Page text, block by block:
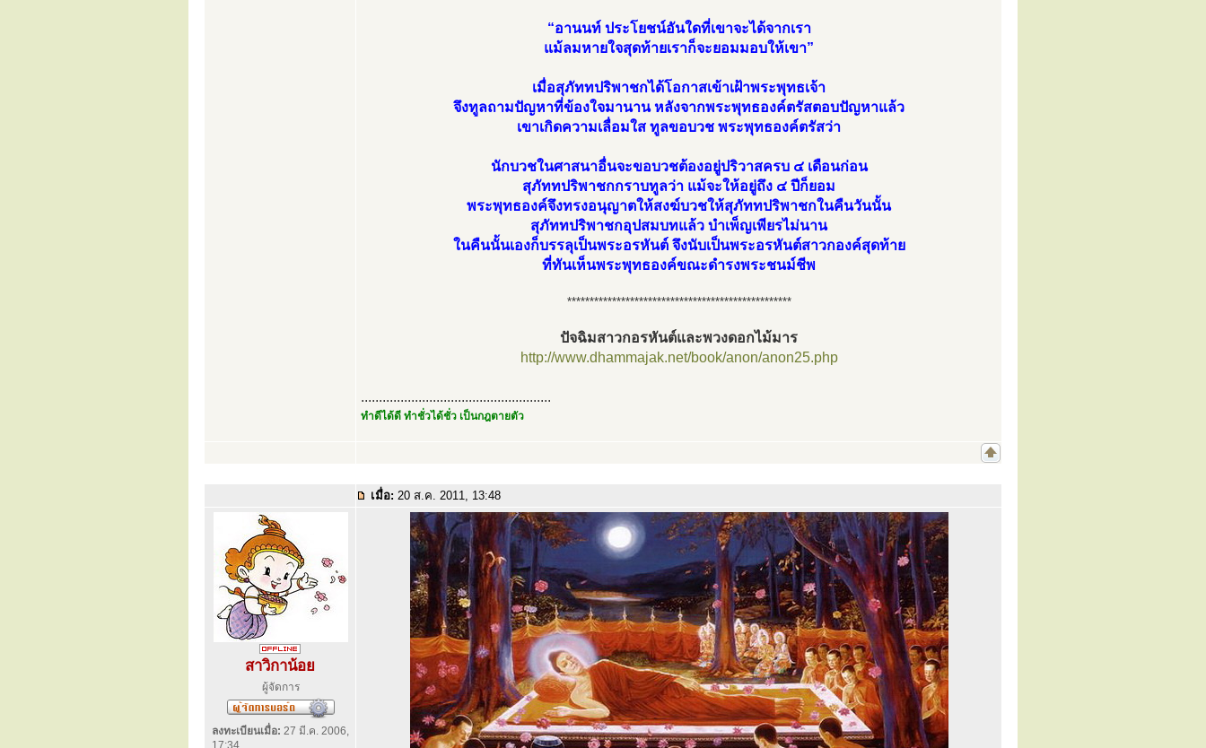
“อานนท์ ประโยชน์อันใดที่เขาจะได้จากเรา
แม้ลมหายใจสุดท้ายเราก็จะยอมมอบให้เขา”
เมื่อสุภัททปริพาชกได้โอกาสเข้าเฝ้าพระพุทธเจ้า
จึงทูลถามปัญหาที่ข้องใจมานาน หลังจากพระพุทธองค์ตรัสตอบปัญหาแล้ว
เขาเกิดความเลื่อมใส ทูลขอบวช พระพุทธองค์ตรัสว่า
นักบวชในศาสนาอื่นจะขอบวชต้องอยู่ปริวาสครบ ๔ เดือนก่อน
สุภัททปริพาชกกราบทูลว่า แม้จะให้อยู่ถึง ๔ ปีก็ยอม
พระพุทธองค์จึงทรงอนุญาตให้สงฆ์บวชให้สุภัททปริพาชกในคืนวันนั้น
สุภัททปริพาชกอุปสมบทแล้ว บำเพ็ญเพียรไม่นาน
ในคืนนั้นเองก็บรรลุเป็นพระอรหันต์ จึงนับเป็นพระอรหันต์สาวกองค์สุดท้าย
ที่ทันเห็นพระพุทธองค์ขณะดำรงพระชนม์ชีพ
**************************************************
ปัจฉิมสาวกอรหันต์และพวงดอกไม้มาร
http://www.dhammajak.net/book/anon/anon25.php
.....................................................
ทำดีได้ดี ทำชั่วได้ชั่ว เป็นกฎตายตัว
เมื่อ: 20 ส.ค. 2011, 13:48
สาวิกาน้อย
ผู้จัดการ
ลงทะเบียนเมื่อ: 27 มี.ค. 2006,
17:34